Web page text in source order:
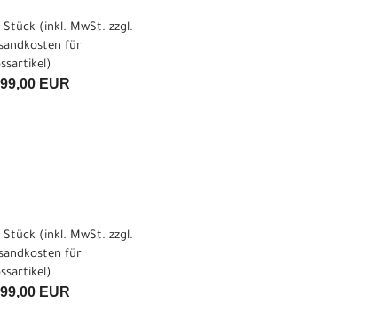
Stück (inkl. MwSt. zzgl.
für
)
EUR
Stück (inkl. MwSt. zzgl.
für
)
EUR